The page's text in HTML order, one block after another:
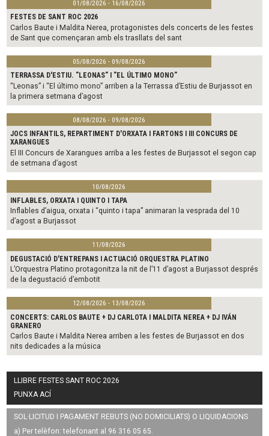
01/08/2026 - 16/08/2026
FESTES DE SANT ROC 2026
Carlos Baute i Maldita Nerea, protagonistes dels concerts de les festes
de Sant que començaran amb els trasllats del sant
05/08/2026 - 09/08/2026
TERRASSA D'ESTIU. "LEONAS" I "EL ÚLTIMO MONO"
“Leonas” i “El último mono” arriben a la Terrassa d’Estiu de Burjassot en
la primera setmana d’agost
08/08/2026 - 09/08/2026
JOCS INFANTILS, REPARTIMENT D'ORXATA I FARTONS I III CONCURS DE
XARANGUES
El III Concurs de Xarangues arriba a les festes de Burjassot el segon cap
de setmana d’agost
10/08/2026
INFLABLES, ORXATA I QUINTO I TAPA
Inflables d’aigua, orxata i “quinto i tapa” animaran la vesprada del 10
d’agost a Burjassot
11/08/2026
DEGUSTACIÓ D'ENTREPANS I ACTUACIÓ ORQUESTRA PLATINO
L’Orquestra Platino protagonitza la nit de l’11 d’agost a Burjassot després
de la degustació d’embotit
12/08/2026 - 13/08/2026
CONCERTS: CARLOS BAUTE + DJ CARLOTA I MALDITA NEREA + DJ IVÁN
GRANERO
Carlos Baute i Maldita Nerea arriben a les festes de Burjassot en dos
nits dedicades a la música
LLIBRE FESTES SANT ROC 2026
PUNXA ACÍ
SOL·LICITUD I PAGAMENT REBUTS (NO DOMICILIATS) O LIQUIDACIONS
a) Per telèfon: telefonant al 96 316 05 65.